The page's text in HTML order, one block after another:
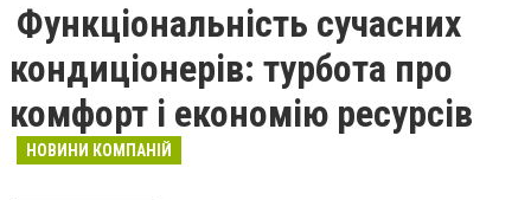
Функціональність сучасних
кондиціонерів: турбота про
комфорт і економію ресурсів
НОВИНИ КОМПАНІЙ